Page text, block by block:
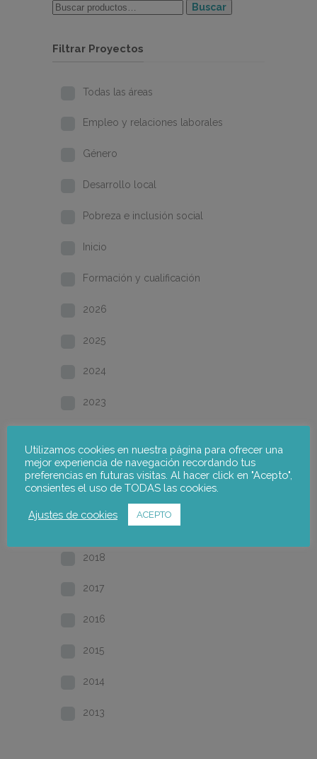
Buscar
Filtrar Proyectos
Todas las áreas
Empleo y relaciones laborales
Género
Desarrollo local
Pobreza e inclusión social
Inicio
Formación y cualificación
2026
2025
2024
2023
2021
2020
2018
2017
2016
2015
2014
2013
Utilizamos cookies en nuestra página para ofrecer una
mejor experiencia de navegación recordando tus
preferencias en futuras visitas. Al hacer click en "Acepto",
consientes el uso de TODAS las cookies.
Ajustes de cookies ACEPTO